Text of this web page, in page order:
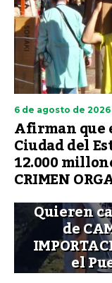
6 de agosto de 2026
Afirman que
Ciudad del
12.000
CRIMEN
Quieren
de
el